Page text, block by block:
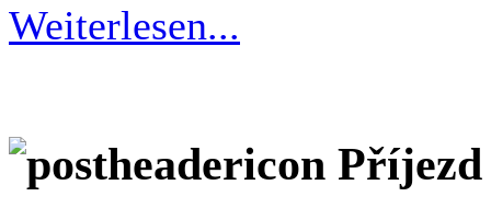
Weiterlesen...
Příjezd